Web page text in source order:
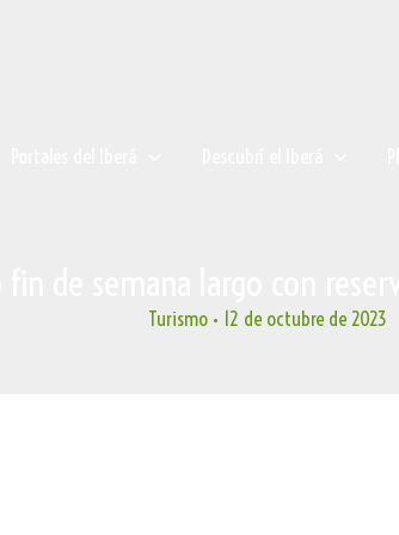
Turismo • 12 de octubre de 2023